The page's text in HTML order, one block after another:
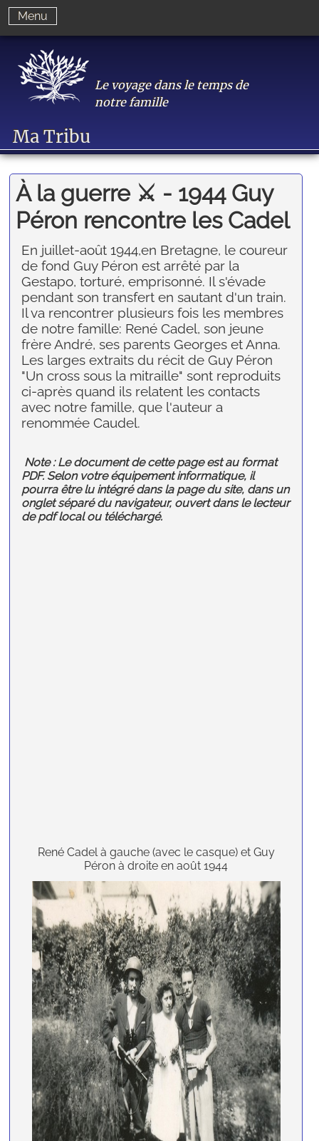
Ma Tribu
Le voyage dans le temps de
notre famille
Menu
À la guerre ⚔️ - 1944 Guy
Péron rencontre les Cadel
En juillet-août 1944,en Bretagne, le coureur
de fond Guy Péron est arrêté par la
Gestapo, torturé, emprisonné. Il s'évade
pendant son transfert en sautant d'un train.
Il va rencontrer plusieurs fois les membres
de notre famille: René Cadel, son jeune
frère André, ses parents Georges et Anna.
Les larges extraits du récit de Guy Péron
"Un cross sous la mitraille" sont reproduits
ci-après quand ils relatent les contacts
avec notre famille, que l'auteur a
renommée Caudel.
Note : Le document de cette page est au format
PDF. Selon votre équipement informatique, il
pourra être lu intégré dans la page du site, dans un
onglet séparé du navigateur, ouvert dans le lecteur
de pdf local ou téléchargé.
René Cadel à gauche (avec le casque) et Guy
Péron à droite en août 1944